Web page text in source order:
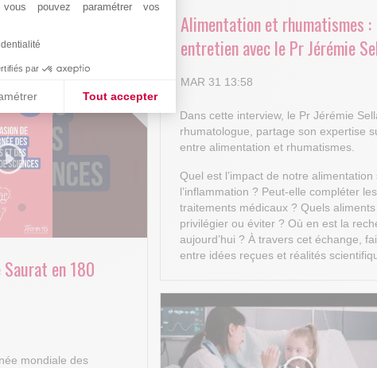
pouvez paramétrer vos
par
Tout accepter
: Personnalisez vos Options
d'adapter et de gérer vos paramètres de confidentialité, en
RA
Alimentation et rhumatismes :
entretien avec le Pr Jérémie
MAR 31 13:58
Dans cette interview, le Pr Jérémie
rhumatologue, partage son expertise
entre alimentation et rhumatismes.
Quel est l’impact de notre alimentation
l’inflammation ? Peut-elle compléter les
traitements médicaux ? Quels aliments
privilégier ou éviter ? Où en est la
aujourd’hui ? À travers cet échange,
entre idées reçues et réalités
Saurat en 180
mondiale des